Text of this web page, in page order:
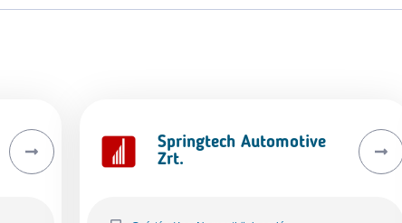
Springtech Automotive
Zrt.